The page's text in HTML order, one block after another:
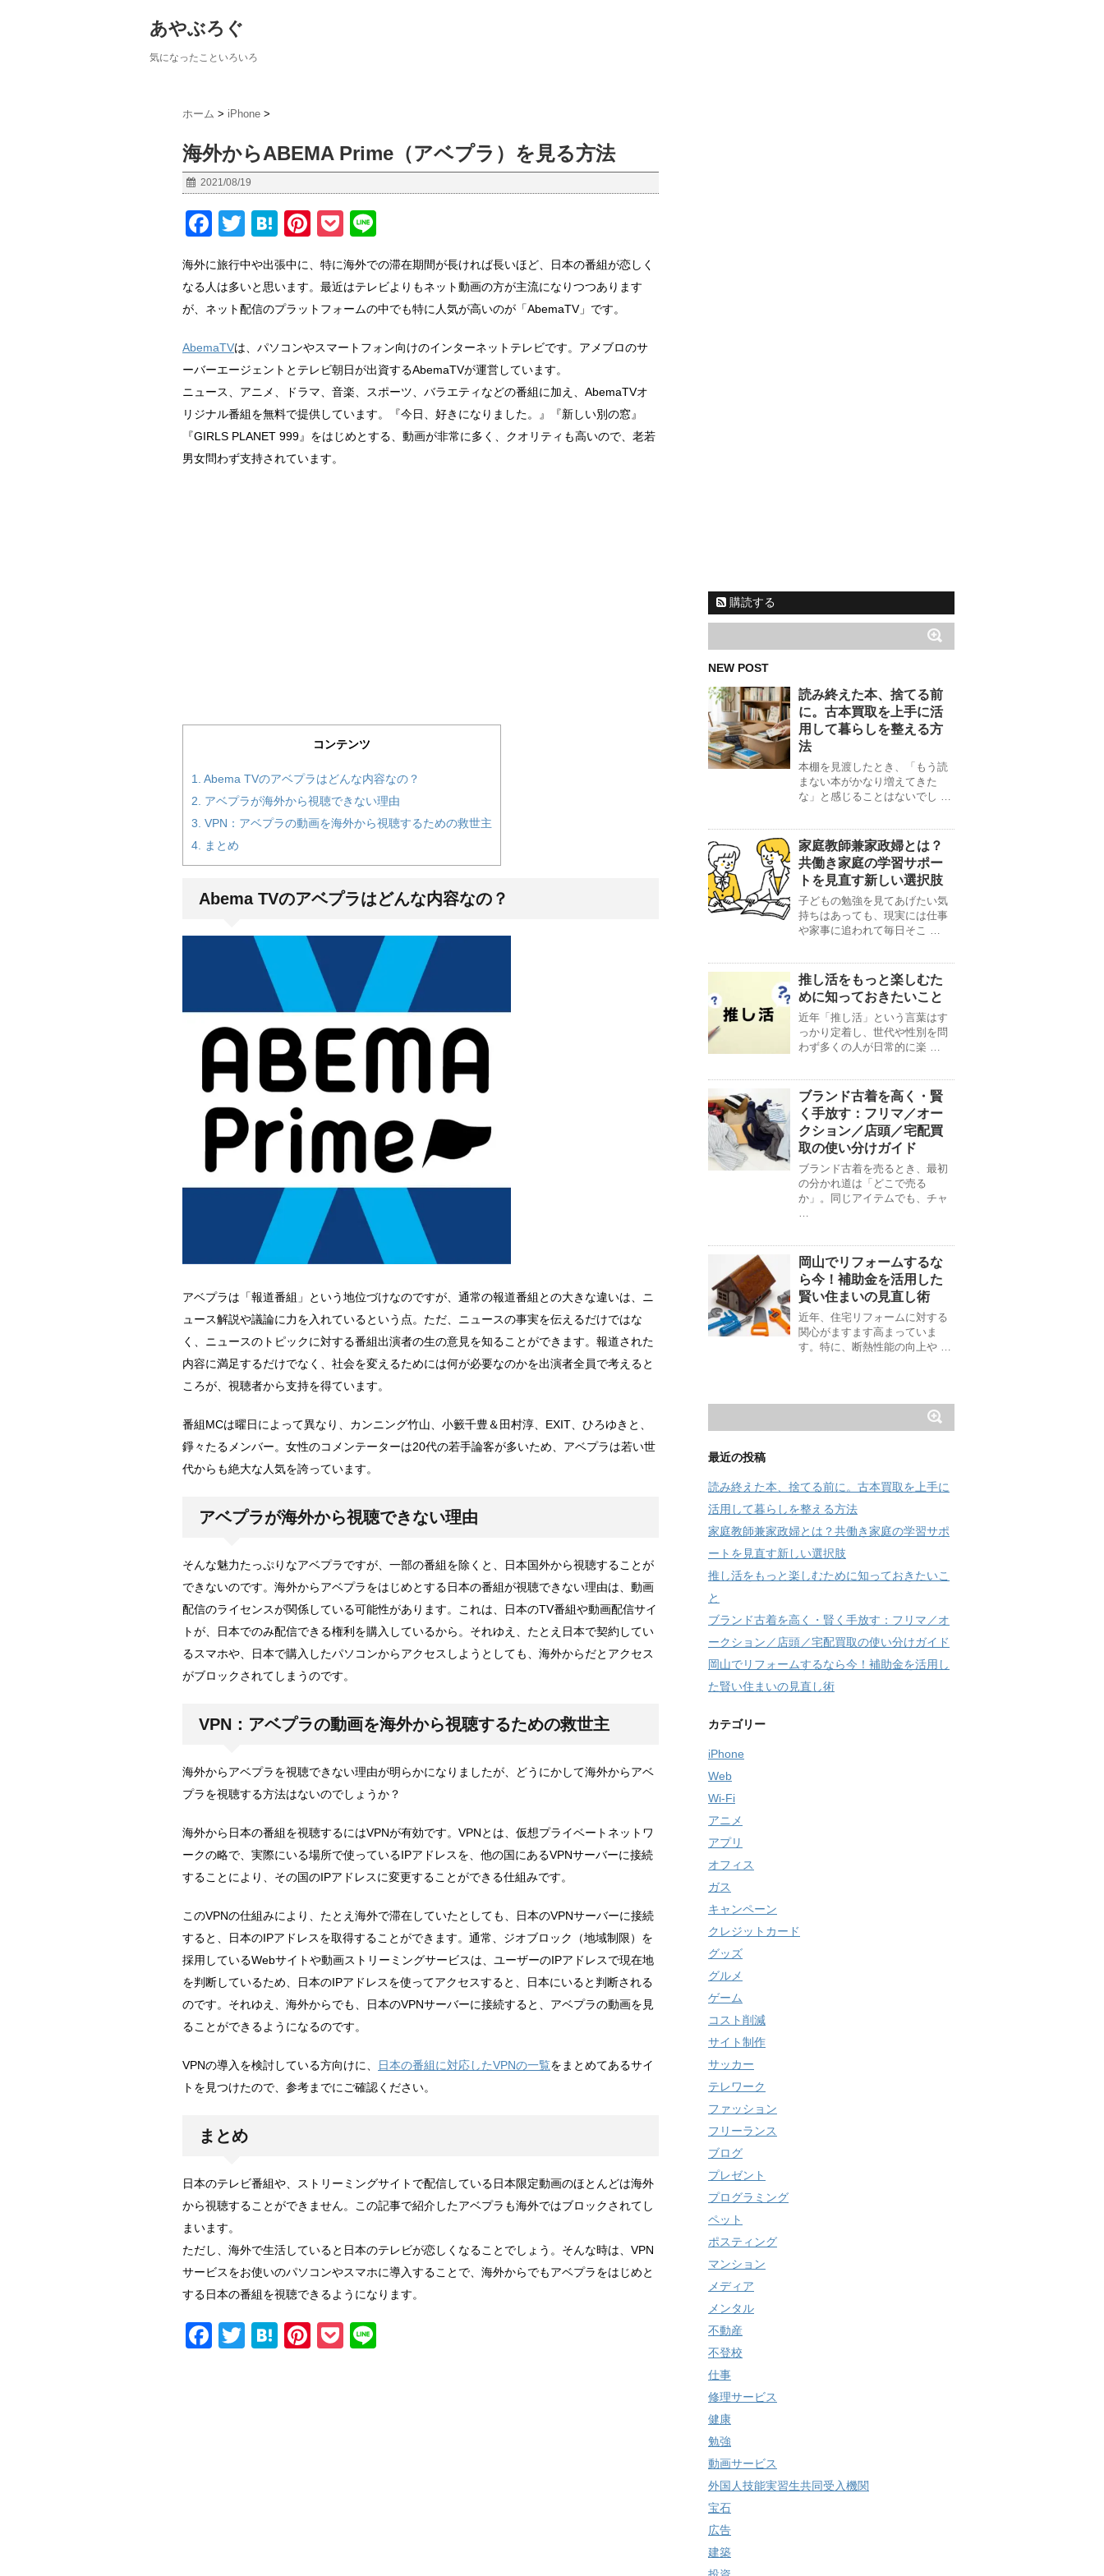
あやぶろぐ
気になったこといろいろ
ホーム > iPhone >
海外からABEMA Prime（アベプラ）を見る方法
2021/08/19
F
c
e
o
o
k
T
tt
er
H
e
n
Pi
er
e
P
ck
et
e
海外に旅行中や出張中に、特に海外での滞在期間が長ければ長いほど、日本の番組が恋しく
なる人は多いと思います。最近はテレビよりもネット動画の方が主流になりつつあります
が、ネット配信のプラットフォームの中でも特に人気が高いのが「AbemaTV」です。
AbemaTVは、パソコンやスマートフォン向けのインターネットテレビです。アメブロのサ
ーバーエージェントとテレビ朝日が出資するAbemaTVが運営しています。
ニュース、アニメ、ドラマ、音楽、スポーツ、バラエティなどの番組に加え、AbemaTVオ
リジナル番組を無料で提供しています。『今日、好きになりました。』『新しい別の窓』
『GIRLS PLANET 999』をはじめとする、動画が非常に多く、クオリティも高いので、老若
男女問わず支持されています。
コンテンツ
1. Abema TVのアベプラはどんな内容なの？
2. アベプラが海外から視聴できない理由
3. VPN：アベプラの動画を海外から視聴するための救世主
4. まとめ
Abema TVのアベプラはどんな内容なの？
アベプラは「報道番組」という地位づけなのですが、通常の報道番組との大きな違いは、ニ
ュース解説や議論に力を入れているという点。ただ、ニュースの事実を伝えるだけではな
く、ニュースのトピックに対する番組出演者の生の意見を知ることができます。報道された
内容に満足するだけでなく、社会を変えるためには何が必要なのかを出演者全員で考えると
ころが、視聴者から支持を得ています。
番組MCは曜日によって異なり、カンニング竹山、小籔千豊＆田村淳、EXIT、ひろゆきと、
錚々たるメンバー。女性のコメンテーターは20代の若手論客が多いため、アベプラは若い世
代からも絶大な人気を誇っています。
アベプラが海外から視聴できない理由
そんな魅力たっぷりなアベプラですが、一部の番組を除くと、日本国外から視聴することが
できないのです。海外からアベプラをはじめとする日本の番組が視聴できない理由は、動画
配信のライセンスが関係している可能性があります。これは、日本のTV番組や動画配信サイ
トが、日本でのみ配信できる権利を購入しているから。それゆえ、たとえ日本で契約してい
るスマホや、日本で購入したパソコンからアクセスしようとしても、海外からだとアクセス
がブロックされてしまうのです。
VPN：アベプラの動画を海外から視聴するための救世主
海外からアベプラを視聴できない理由が明らかになりましたが、どうにかして海外からアベ
プラを視聴する方法はないのでしょうか？
海外から日本の番組を視聴するにはVPNが有効です。VPNとは、仮想プライベートネットワ
ークの略で、実際にいる場所で使っているIPアドレスを、他の国にあるVPNサーバーに接続
することにより、その国のIPアドレスに変更することができる仕組みです。
このVPNの仕組みにより、たとえ海外で滞在していたとしても、日本のVPNサーバーに接続
すると、日本のIPアドレスを取得することができます。通常、ジオブロック（地域制限）を
採用しているWebサイトや動画ストリーミングサービスは、ユーザーのIPアドレスで現在地
を判断しているため、日本のIPアドレスを使ってアクセスすると、日本にいると判断される
のです。それゆえ、海外からでも、日本のVPNサーバーに接続すると、アベプラの動画を見
ることができるようになるのです。
VPNの導入を検討している方向けに、 日本の番組に対応したVPNの一覧をまとめてあるサイ
トを見つけたので、参考までにご確認ください。
まとめ
日本のテレビ番組や、ストリーミングサイトで配信している日本限定動画のほとんどは海外
から視聴することができません。この記事で紹介したアベプラも海外ではブロックされてし
まいます。
ただし、海外で生活していると日本のテレビが恋しくなることでしょう。そんな時は、VPN
サービスをお使いのパソコンやスマホに導入することで、海外からでもアベプラをはじめと
する日本の番組を視聴できるようになります。
F
T
H
Pi
P
購読する
NEW POST
読み終えた本、捨てる前
に。古本買取を上手に活
用して暮らしを整える方
法
本棚を見渡したとき、「もう読
まない本がかなり増えてきた
な」と感じることはないでし …
家庭教師兼家政婦とは？
共働き家庭の学習サポー
トを見直す新しい選択肢
子どもの勉強を見てあげたい気
持ちはあっても、現実には仕事
や家事に追われて毎日そこ …
推し活をもっと楽しむた
めに知っておきたいこと
近年「推し活」という言葉はす
っかり定着し、世代や性別を問
わず多くの人が日常的に楽 …
ブランド古着を高く・賢
く手放す：フリマ／オー
クション／店頭／宅配買
取の使い分けガイド
ブランド古着を売るとき、最初
の分かれ道は「どこで売る
か」。同じアイテムでも、チャ
…
岡山でリフォームするな
ら今！補助金を活用した
賢い住まいの見直し術
近年、住宅リフォームに対する
関心がますます高まっていま
す。特に、断熱性能の向上や …
最近の投稿
読み終えた本、捨てる前に。古本買取を上手に
活用して暮らしを整える方法
家庭教師兼家政婦とは？共働き家庭の学習サポ
ートを見直す新しい選択肢
推し活をもっと楽しむために知っておきたいこ
と
ブランド古着を高く・賢く手放す：フリマ／オ
ークション／店頭／宅配買取の使い分けガイド
岡山でリフォームするなら今！補助金を活用し
た賢い住まいの見直し術
カテゴリー
iPhone
Web
Wi-Fi
アニメ
アプリ
オフィス
ガス
キャンペーン
クレジットカード
グッズ
グルメ
ゲーム
コスト削減
サイト制作
サッカー
テレワーク
ファッション
フリーランス
ブログ
プレゼント
プログラミング
ペット
ポスティング
マンション
メディア
メンタル
不動産
不登校
仕事
修理サービス
健康
勉強
動画サービス
外国人技能実習生共同受入機関
宝石
広告
建築